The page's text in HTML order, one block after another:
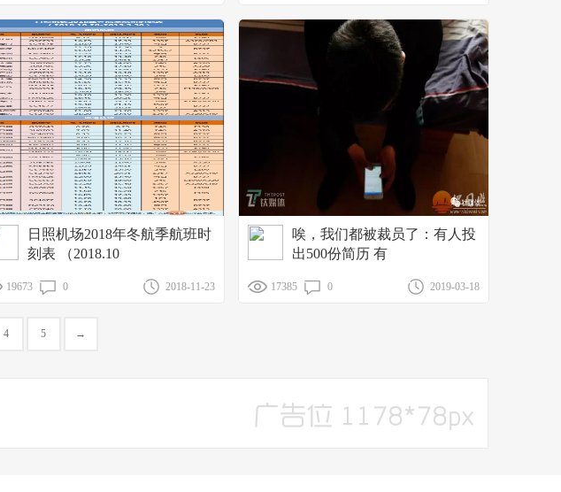
日照机场2018年冬航季航班时
刻表 （2018.10
19673 0 2018-11-23
唉，我们都被裁员了：有人投
出500份简历 有
17385 0 2019-03-18
4 5 →